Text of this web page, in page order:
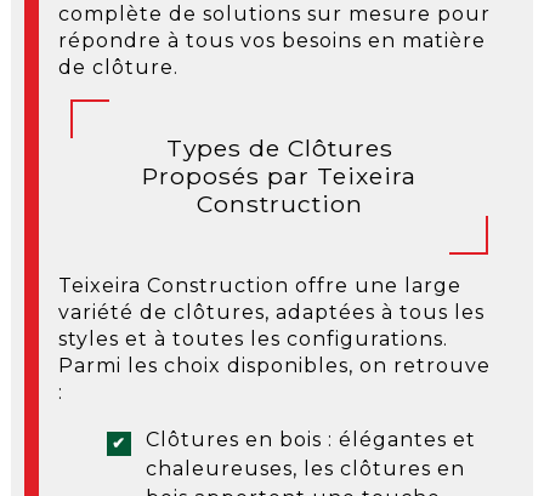
complète de solutions sur mesure pour
répondre à tous vos besoins en matière
de clôture.
Types de Clôtures
Proposés par Teixeira
Construction
Teixeira Construction offre une large
variété de clôtures, adaptées à tous les
styles et à toutes les configurations.
Parmi les choix disponibles, on retrouve
:
Clôtures en bois : élégantes et
chaleureuses, les clôtures en